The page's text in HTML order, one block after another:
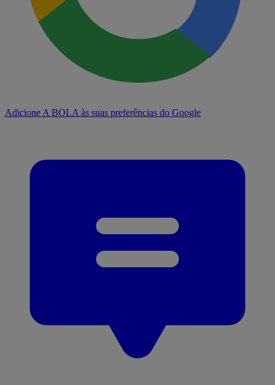
Adicione A BOLA às suas preferências do Google